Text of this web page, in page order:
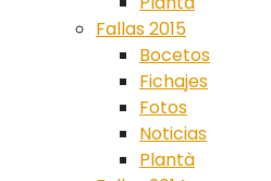
Fallas 2015
Bocetos
Fichajes
Fotos
Noticias
Plantà